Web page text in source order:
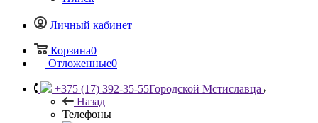
Личный кабинет
Корзина0
Отложенные0
+375 (17) 392-35-55Городской Мстиславца
Назад
Телефоны